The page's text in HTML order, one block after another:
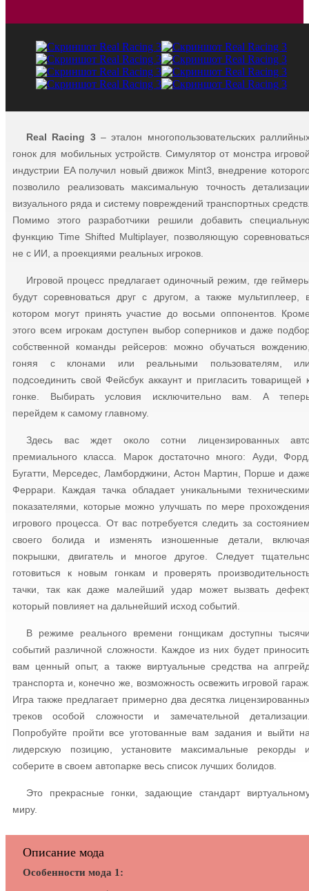
Real Racing 3– эталон многопользовательских
гонок для мобильных устройств. Симулятор от монстра
индустрии EA получил новый движок Mint3, внедрение
позволило реализовать максимальную точность
визуального ряда и систему повреждений транспортных
Помимо этого разработчики решили добавить
функцию Time Shifted Multiplayer, позволяющую
не с ИИ, а проекциями реальных игроков.
Игровой процесс предлагает одиночный режим, где
будут соревноваться друг с другом, а также мультиплеер,
котором могут принять участие до восьми оппонентов.
этого всем игрокам доступен выбор соперников и даже
собственной команды рейсеров: можно обучаться
гоняя с клонами или реальными пользователям,
подсоединить свой Фейсбук аккаунт и пригласить товарищей
гонке. Выбирать условия исключительно вам. А
перейдем к самому главному.
Здесь вас ждет около сотни лицензированных
премиального класса. Марок достаточно много: Ауди,
Бугатти, Мерседес, Ламборджини, Астон Мартин, Порше и
Феррари. Каждая тачка обладает уникальными
показателями, которые можно улучшать по мере
игрового процесса. От вас потребуется следить за
своего болида и изменять изношенные детали,
покрышки, двигатель и многое другое. Следует
готовиться к новым гонкам и проверять
тачки, так как даже малейший удар может вызвать
который повлияет на дальнейший исход событий.
В режиме реального времени гонщикам доступны
событий различной сложности. Каждое из них будет
вам ценный опыт, а также виртуальные средства на
транспорта и, конечно же, возможность освежить игровой
Игра также предлагает примерно два десятка
треков особой сложности и замечательной
Попробуйте пройти все уготованные вам задания и выйти
лидерскую позицию, установите максимальные рекорды
соберите в своем автопарке весь список лучших болидов.
Это прекрасные гонки, задающие стандарт
миру.
Описание мода
Особенности мода 1: